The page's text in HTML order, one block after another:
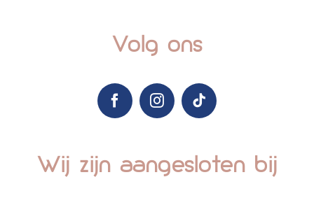
Volg ons
Wij zijn aangesloten bij